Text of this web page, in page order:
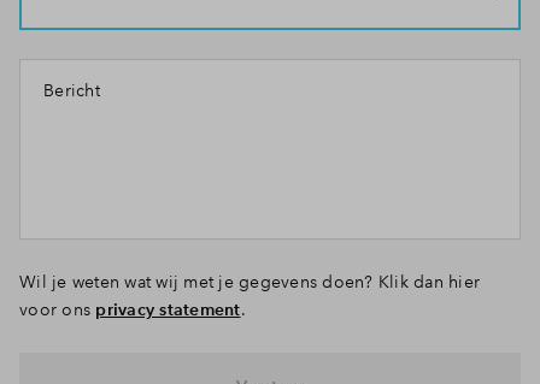
Bericht
Wil je weten wat wij met je gegevens doen? Klik dan hier
voor ons privacy statement.